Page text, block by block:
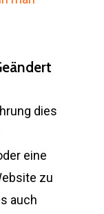
dies
eine
zu
auch